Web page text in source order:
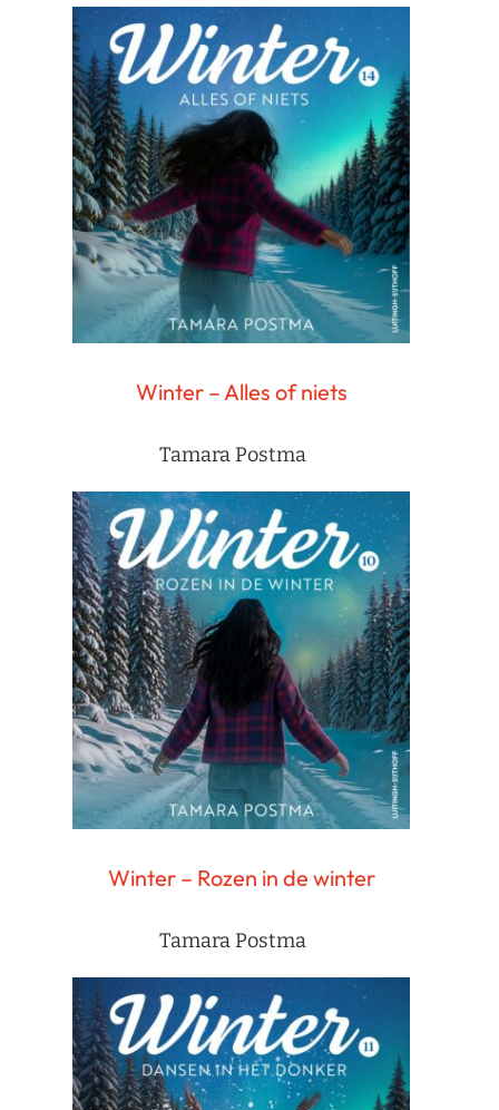
Winter – Alles of niets
Tamara Postma
Winter – Rozen in de winter
Tamara Postma